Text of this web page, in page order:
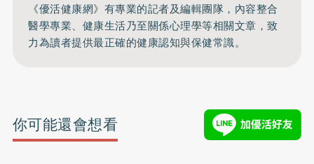
《優活健康網》有專業的記者及編輯團隊，內容整合
醫學專業、健康生活乃至關係心理學等相關文章，致
力為讀者提供最正確的健康認知與保健常識。
你可能還會想看